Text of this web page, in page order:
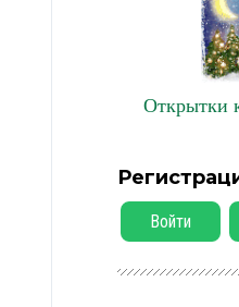
Открытки
Войти